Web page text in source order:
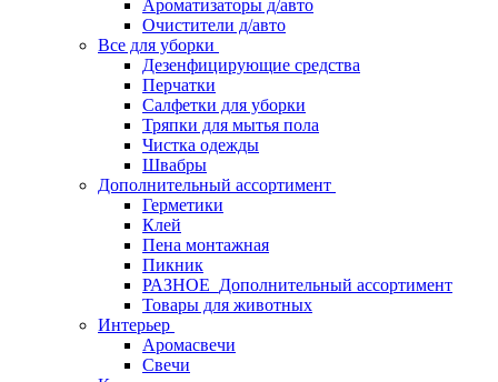
Ароматизаторы д/авто
Очистители д/авто
Все для уборки
Дезенфицирующие средства
Перчатки
Салфетки для уборки
Тряпки для мытья пола
Чистка одежды
Швабры
Дополнительный ассортимент
Герметики
Клей
Пена монтажная
Пикник
РАЗНОЕ_Дополнительный ассортимент
Товары для животных
Интерьер
Аромасвечи
Свечи